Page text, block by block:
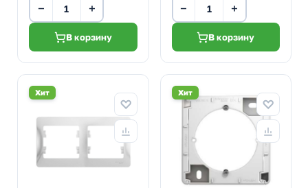
− +
В корзину
− +
В корзину
Хит Хит